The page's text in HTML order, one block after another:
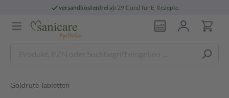
versandkostenfreiab 29 € und für E-Rezepte
Goldrute Tabletten